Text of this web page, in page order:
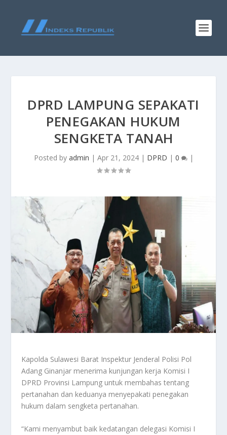
DPRD LAMPUNG SEPAKATI
PENEGAKAN HUKUM
SENGKETA TANAH
Posted by admin | Apr 21, 2024| DPRD | 0 |
Kapolda Sulawesi Barat Inspektur Jenderal Polisi Pol
Adang Ginanjar menerima kunjungan kerja Komisi I
DPRD Provinsi Lampung untuk membahas tentang
pertanahan dan keduanya menyepakati penegakan
hukum dalam sengketa pertanahan.
“Kami menyambut baik kedatangan delegasi Komisi I